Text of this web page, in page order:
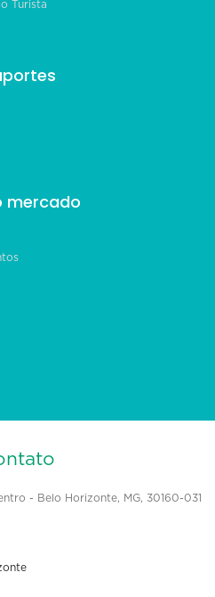
Turista
mercado
- Belo Horizonte, MG, 30160-031